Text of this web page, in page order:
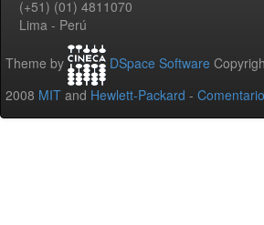
(+51) (01) 4811070
Lima - Perú
Theme by DSpace Software
2008 MIT and Hewlett-Packard -